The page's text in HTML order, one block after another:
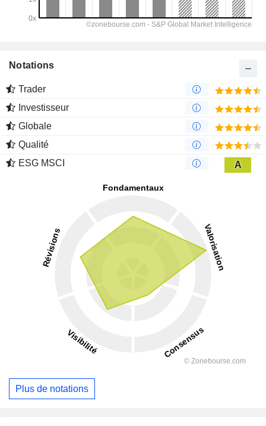
Notations
Trader
Investisseur
Globale
Qualité
ESG MSCI
A
Plus de notations